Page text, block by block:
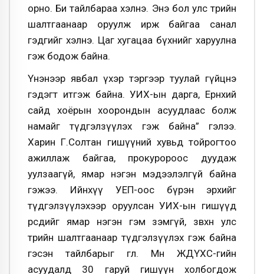
орно. Би тайлбараа хэлнэ. Энэ бол улс төрийн
шалтгаанаар оруулж ирж байгаа санал
гэдгийг хэлнэ. Цаг хугацаа бүхнийг харуулна
гэж бодож байна.
Үнэнээр явбал үхэр тэргээр туулай гүйцнэ
гэдэгт итгэж байна. УИХ-ын дарга, Ерөнхий
сайд хоёрын хоорондын асуудлаас болж
намайг түдгэлзүүлэх гэж байна” гэлээ.
Харин Г.Солтан гишүүний хувьд тойрогтоо
ажиллаж байгаа, прокуророос дуудаж
уулзаагүй, ямар нэгэн мэдээлэлгүй байна
гэжээ. Ийнхүү УЕП-оос бүрэн эрхийг
түдгэлзүүлэхээр оруулсан УИХ-ын гишүүд
өөрсдийгөө ямар нэгэн гэм зэмгүй, зөвхөн улс
төрийн шалтгаанаар түдгэлзүүлэх гэж байна
гэсэн тайлбарыг өглөө. Мөн ЖДҮХС-гийн
асуудалд 30 гаруй гишүүн холбогдож